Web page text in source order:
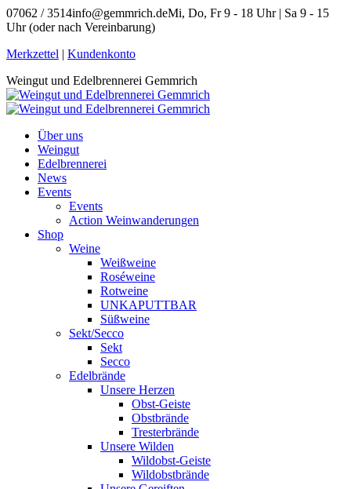
Zum
Inhalt
07062 / 3514info@gemmrich.deMi, Do, Fr 9 - 18 Uhr | Sa 9 - 15
Uhr (oder nach Vereinbarung)
Facebook
opens
in
new
Instagram
opens
in
new
Merkzettel | Kundenkonto
Weingut und Edelbrennerei Gemmrich
Über uns
Weingut
Edelbrennerei
News
Events
Events
Action Weinwanderungen
Shop
Weine
Weißweine
Roséweine
Rotweine
UNKAPUTTBAR
Süßweine
Sekt/Secco
Sekt
Secco
Edelbrände
Unsere Herzen
Obst-Geiste
Obstbrände
Tresterbrände
Unsere Wilden
Wildobst-Geiste
Wildobstbrände